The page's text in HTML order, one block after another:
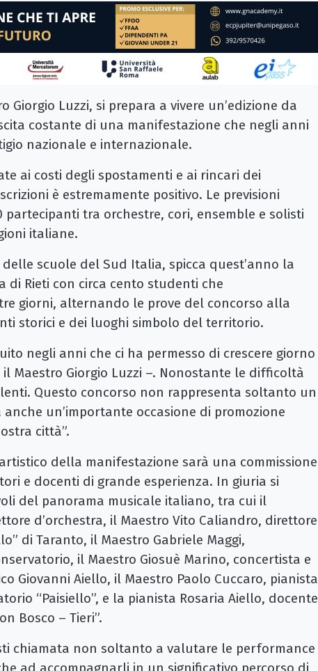
Giorgio Luzzi, si prepara a vivere un’edizione da
costante di una manifestazione che negli anni
nazionale e internazionale.
ai costi degli spostamenti e ai rincari dei
è estremamente positivo. Le previsioni
tra orchestre, cori, ensemble e solisti
italiane.
scuole del Sud Italia, spicca quest’anno la
di Rieti con circa cento studenti che
giorni, alternando le prove del concorso alla
storici e dei luoghi simbolo del territorio.
negli anni che ci ha permesso di crescere giorno
Maestro Giorgio Luzzi –. Nonostante le difficoltà
Questo concorso non rappresenta soltanto un
un’importante occasione di promozione
città”.
della manifestazione sarà una commissione
e docenti di grande esperienza. In giuria si
del panorama musicale italiano, tra cui il
d’orchestra, il Maestro Vito Caliandro, direttore
di Taranto, il Maestro Gabriele Maggi,
il Maestro Giosuè Marino, concertista e
Giovanni Aiello, il Maestro Paolo Cuccaro, pianista
“Paisiello”, e la pianista Rosaria Aiello, docente
Bosco – Tieri”.
chiamata non soltanto a valutare le performance
ad accompagnarli in un significativo percorso di